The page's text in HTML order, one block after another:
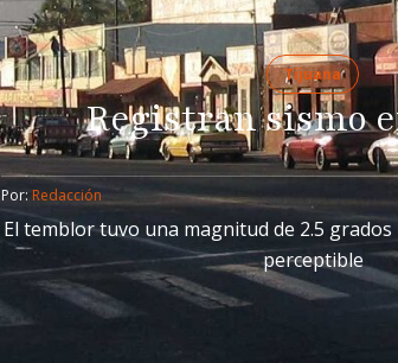
Tijuana
Registran sismo
Por: Redacción
El temblor tuvo una magnitud de 2.5
perceptible